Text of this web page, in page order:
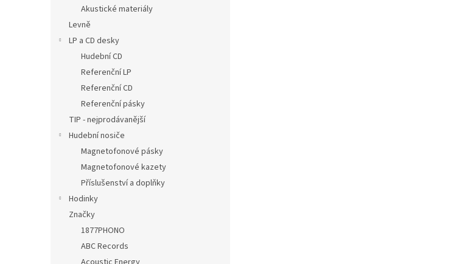
Akustické materiály
Levně
LP a CD desky
Hudební CD
Referenční LP
Referenční CD
Referenční pásky
TIP - nejprodávanější
Hudební nosiče
Magnetofonové pásky
Magnetofonové kazety
Příslušenství a doplňky
Hodinky
Značky
1877PHONO
ABC Records